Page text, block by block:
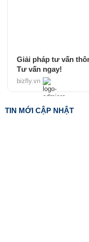
Giải pháp tư vấn
Tư vấn ngay!
bizfly.vn
TIN MỚI CẬP NHẬT